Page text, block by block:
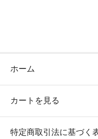
ホーム
カートを見る
特定商取引法に基づく